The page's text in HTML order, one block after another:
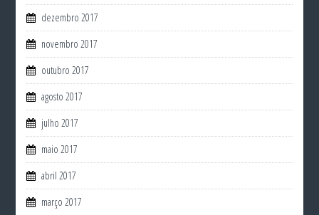
dezembro 2017
novembro 2017
outubro 2017
agosto 2017
julho 2017
maio 2017
abril 2017
março 2017